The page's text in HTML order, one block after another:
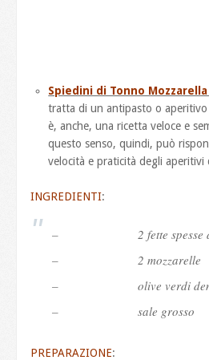
Spiedini di Tonno
tratta di un antipasto o
è, anche, una ricetta veloce e
questo senso, quindi, può
velocità e praticità degli aperitivi
INGREDIENTI:
– 2 fette spesse di
– 2 mozzarelle
– olive verdi
– sale grosso
PREPARAZIONE: